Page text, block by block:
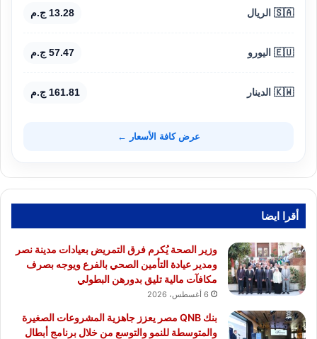
🇸🇦 الريال 13.28 ج.م
🇪🇺 اليورو 57.47 ج.م
🇰🇼 الدينار 161.81 ج.م
عرض كافة الأسعار ←
أقرا ايضا
وزير الصحة يُكرم فرق التمريض بعيادات مدينة نصر
ومدير عيادة التأمين الصحي بالفرع ويوجه بصرف
مكافآت مالية تليق بدورهن البطولي
6 أغسطس، 2026
بنك QNB مصر يعزز جاهزية المشروعات الصغيرة
والمتوسطة للنمو والتوسع من خلال برنامج أبطال